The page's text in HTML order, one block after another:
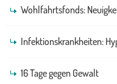
Wohlfahrtsfonds:
Infektionskrankheiten:
16 Tage gegen Gewalt